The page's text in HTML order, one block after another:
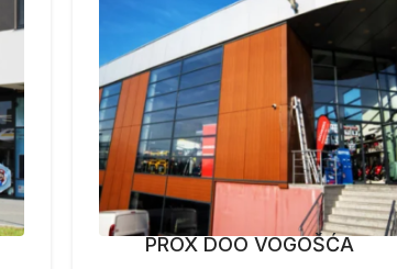
PROX DOO VOGOŠĆA